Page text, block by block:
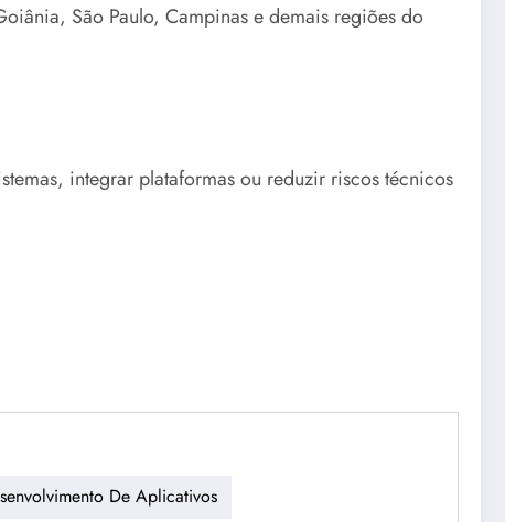
São Paulo, Campinas e demais regiões do
integrar plataformas ou reduzir riscos técnicos
De Aplicativos